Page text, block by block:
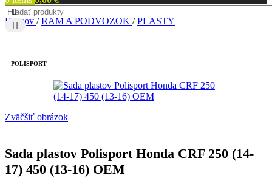
Domov/ RÁM A PODVOZOK/ PLASTY
POLISPORT
Zväčšiť obrázok
Sada plastov Polisport Honda CRF 250 (14-
17) 450 (13-16) OEM